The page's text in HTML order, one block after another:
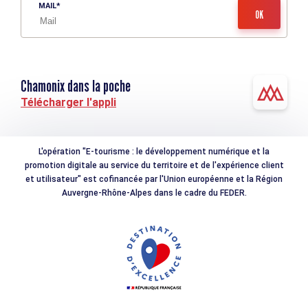
MAIL
Chamonix dans la poche
Télécharger l'appli
L'opération "E-tourisme : le développement numérique et la
promotion digitale au service du territoire et de l'expérience client
et utilisateur" est cofinancée par l'Union européenne et la Région
Auvergne-Rhône-Alpes dans le cadre du FEDER.